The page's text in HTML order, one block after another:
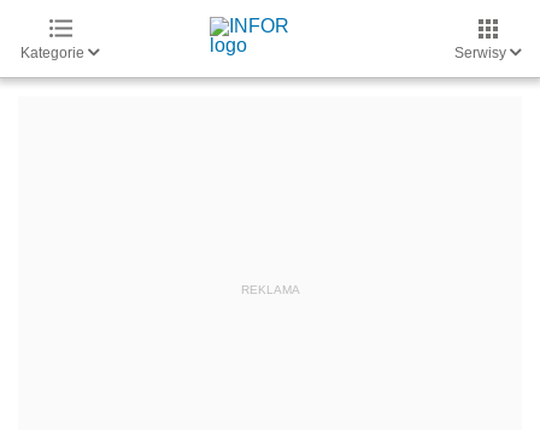
Kategorie Serwisy